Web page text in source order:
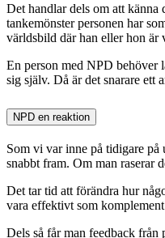
Det handlar dels om att känna
tankemönster personen har
världsbild där han eller hon är
En person med NPD behöver
sig själv. Då är det snarare ett
NPD en reaktion
Som vi var inne på tidigare på
snabbt fram. Om man raserar
Det tar tid att förändra hur
vara effektivt som
Dels så får man feedback från